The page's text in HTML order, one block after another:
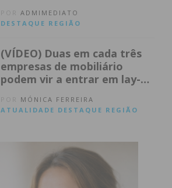
PORADMIMEDIATO
DESTAQUE REGIÃO
(VÍDEO) Duas em cada três
empresas de mobiliário
podem vir a entrar em lay-
MÓNICA FERREIRA
ATUALIDADE DESTAQUE REGIÃO